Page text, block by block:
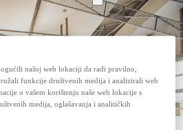
našoj web lokaciji da radi pravilno,
funkcije društvenih medija i analizirali web
o vašem korištenju naše web lokacije s
medija, oglašavanja i analitičkih